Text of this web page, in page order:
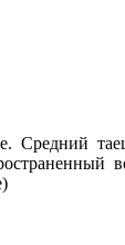
Средний